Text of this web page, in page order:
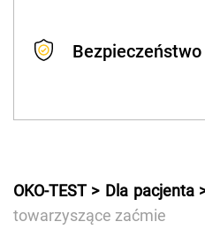
Bezpieczeństwo
OKO-TEST Dla pacjenta
towarzyszące zaćmie